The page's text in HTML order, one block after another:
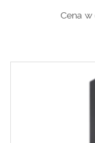
Cena w